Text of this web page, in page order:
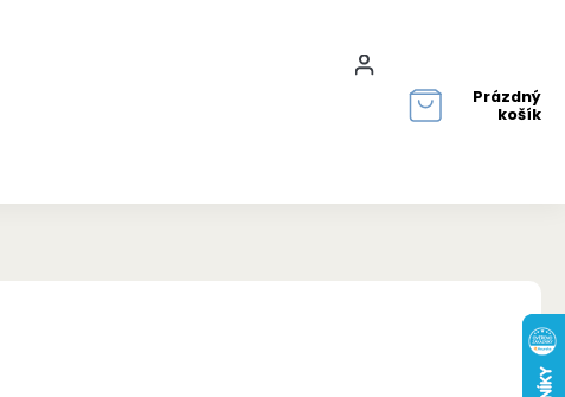
Přihlášení
Prázdný
košík